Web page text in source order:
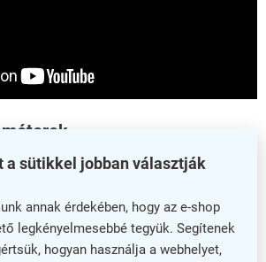
a sütikkel jobban választják
annak érdekében, hogy az e-shop
legkényelmesebbé tegyük. Segítenek
hogyan használja a webhelyet,
Irodai fotelek
fekete,szürke
5 év